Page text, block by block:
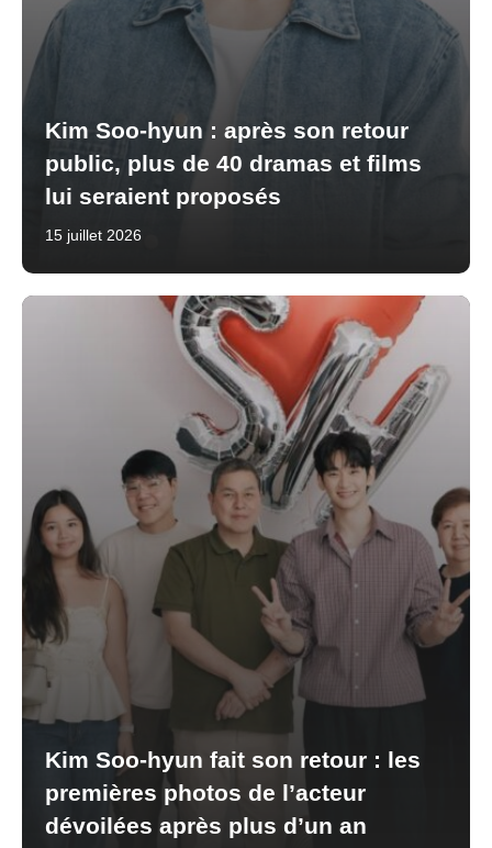
Kim Soo-hyun : après son retour
public, plus de 40 dramas et films
lui seraient proposés
15 juillet 2026
Kim Soo-hyun fait son retour : les
premières photos de l’acteur
dévoilées après plus d’un an